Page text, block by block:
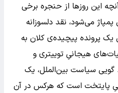
این روزها از حنجره برخی
می‌شود، نقد دلسوزانه
پرونده پیچیده‌ی کلان به
هیجانیِ توییتری و
سیاست بین‌الملل، یک
پایتخت است که هرکس در آن